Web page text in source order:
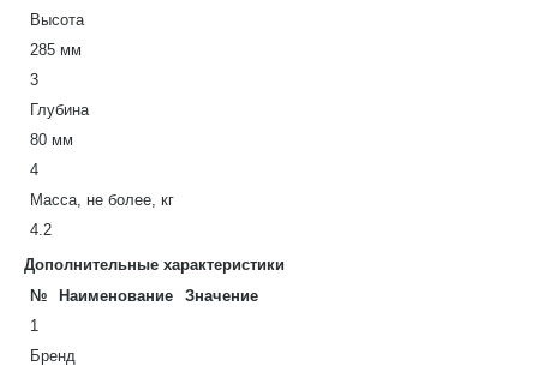
Высота
285 мм
3
Глубина
80 мм
4
Масса, не более, кг
4.2
Дополнительные характеристики
№
Наименование
Значение
1
Бренд